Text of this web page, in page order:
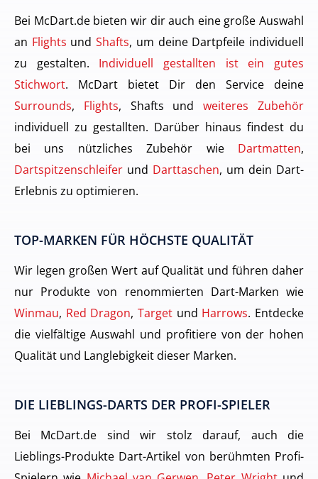
Bei McDart.de bieten wir dir auch eine große Auswahl
an Flights undShafts, um deine Dartpfeile individuell
zu gestalten. Individuell gestallten ist ein gutes
Stichwort. McDart bietet Dir den Service deine
Surrounds, Flights, Shafts undweiteres Zubehör
individuell zu gestallten. Darüber hinaus findest du
bei uns nützliches Zubehör wie Dartmatten,
Dartspitzenschleifer und Darttaschen, um dein Dart-
Erlebnis zu optimieren.
TOP-MARKEN FÜR HÖCHSTE QUALITÄT
Wir legen großen Wert auf Qualität und führen daher
nur Produkte von renommierten Dart-Marken wie
Winmau, Red Dragon,Target und Harrows. Entdecke
die vielfältige Auswahl und profitiere von der hohen
Qualität und Langlebigkeit dieser Marken.
DIE LIEBLINGS-DARTS DER PROFI-SPIELER
Bei McDart.de sind wir stolz darauf, auch die
Lieblings-Produkte Dart-Artikel von berühmten Profi-